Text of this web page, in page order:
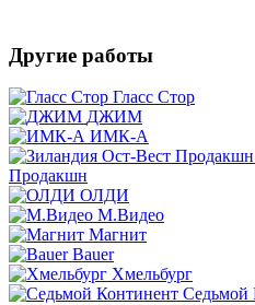
Другие работы
Гласс Стор
ДЖИМ
ИМК-А
Продакшн
ОЛДИ
М.Видео
Магнит
Bauer
Хмельбург
Седьмой